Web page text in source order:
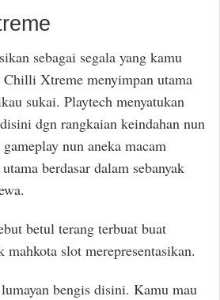
sebagai segala yang kamu
Xtreme menyimpan utama
sukai. Playtech menyatukan
dgn rangkaian keindahan nun
nun aneka macam
berdasar dalam sebanyak
betul terang terbuat buat
slot merepresentasikan.
bengis disini. Kamu mau